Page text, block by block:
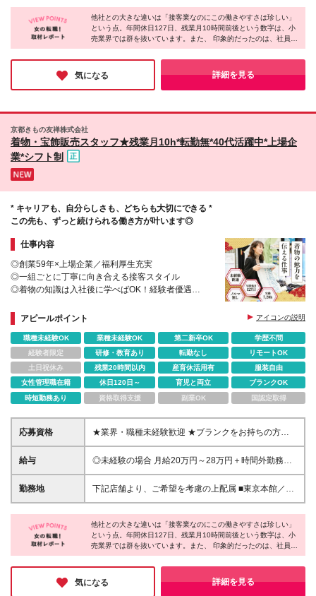
客をしたい方 ◎人の喜びを自分のやりがいにできる
方 ◎好きな街で腰を据えて働きたい方
給します ＜昇給／賞与／インセンティブ＞ ■給与評
価 年1回（7月） └頑張りを正当に評価しています！
■賞与 年2回（7月・12月） ■インセンティブ └実績
葉県松戸市松戸1307-1 松戸ビル 1階 ※大型催事に伴
い、出張が発生する場合があります（出張手当あり）
※原則、入社1年目の出張なし ※変更の範囲・上記を
除く当社関連勤務地
他社との大きな違いは「接客業なのにこの働きやすさは珍しい」
という点。年間休日127日、残業月10時間前後という数字は、小
売業界では群を抜いています。また、 印象的だったのは、社員の
方の「お客様との長いお付き合い」という言葉。成人式がきっか
けで出会ったお客様が、人生の様々な場面で再び訪れてくださる
そうです。単なる販売ではなく、人との繋がりを大切にする姿勢
が、高い顧客満足度に繋がっているのだと感じました。
気になる 詳細を見る
京都きもの友禅株式会社
着物・宝飾販売スタッフ★残業月10h*転勤無*40代活躍中*上場企
業*シフト制
* キャリアも、自分らしさも、どちらも大切にできる *
この先も、ずっと続けられる働き方が叶います◎
仕事内容
◎創業59年×上場企業／福利厚生充実
◎一組ごとに丁寧に向き合える接客スタイル
◎着物の知識は入社後に学べばOK！経験者優遇
◎経験を活かしながら長くキャリアを築ける
アピールポイント アイコンの説明
職種未経験OK 業種未経験OK 第二新卒OK
学歴不問
経験者限定
研修・教育あり 転勤なし
リモートOK
土日祝休み
残業20時間以内 産育休活用有
服装自由
女性管理職在籍
休日120日～ 育児と両立
ブランクOK
時短勤務あり
資格取得支援 副業OK 国認定取得
応募資格
★業界・職種未経験歓迎 ★ブランクをお持ちの方も
歓迎 ◎経験者の方は優遇 着物の知識や販売経験は一
切不要！ 入社後の研修やサポート体制が整っている
活かしたい」 という方も安心してスタートできま
す。 ＜必須条件＞ ■高卒以上の方 ＼ こんな方はさら
したい方 ◎人との会話やコミュニケーションを楽し
める方 ◎チームワークを大切にしながら働きたい方
◎専門知識を身につけながら成長したい方
給与
◎未経験の場合 月給20万円～28万円＋時間外勤務手
当＋インセンティブ ◎呉服店経験者の場合 月給23万
円～30万円＋時間外勤務手当＋インセンティブ ◎店
給します ＜昇給／賞与／インセンティブ＞ ■給与評
価 年1回（7月） └頑張りを正当に評価しています！
■賞与 年2回（7月・12月） ■インセンティブ └実績
勤務地
下記店舗より、ご希望を考慮の上配属 ■東京本館／東
京都中央区日本橋本町4-8-15 NEO KAWAI
BUILDING2F ■八王子店／東京都八王子市明神町3
丁目20−6 八王子ファーストスクエア2Ｆ ■船橋店／千
葉県船橋市本町5-4-2 森ビル2F ■松戸店／千葉県松戸
市松戸１307−１ 松戸ビル1階 ■所沢店／埼玉県所沢市
日吉町15−14 所沢第一生命ビル2F ■水戸店／茨城県
水戸市泉町1丁目2−1 アーバンスクエア水戸ビル3Ｆ ■
宇都宮店／栃木県宇都宮市馬場通り4丁目1−1 うつの
他社との大きな違いは「接客業なのにこの働きやすさは珍しい」
という点。年間休日127日、残業月10時間前後という数字は、小
売業界では群を抜いています。また、 印象的だったのは、社員の
方の「お客様との長いお付き合い」という言葉。成人式がきっか
けで出会ったお客様が、人生の様々な場面で再び訪れてくださる
そうです。単なる販売ではなく、人との繋がりを大切にする姿勢
が、高い顧客満足度に繋がっているのだと感じました。
気になる 詳細を見る